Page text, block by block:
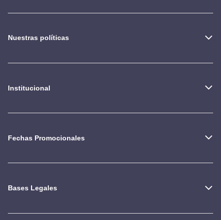
Nuestras políticas
Institucional
Fechas Promocionales
Bases Legales